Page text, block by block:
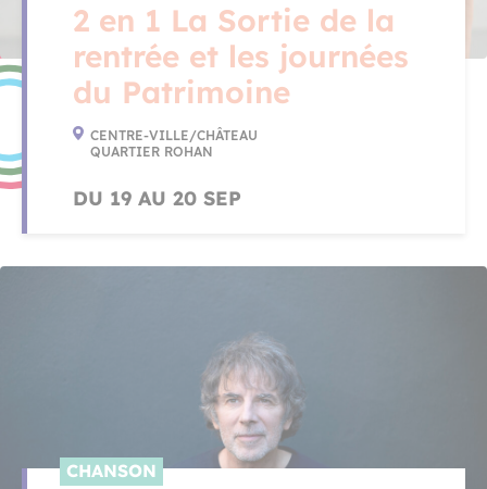
2 en 1 La Sortie de la
rentrée et les journées
du Patrimoine
CENTRE-VILLE/CHÂTEAU
QUARTIER ROHAN
DU 19 AU 20 SEP
CHANSON